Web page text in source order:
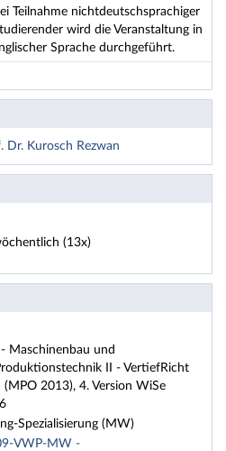
Teilnahme nichtdeutschsprachiger
wird die Veranstaltung in
Sprache durchgeführt.
Dr. Kurosch Rezwan
(13x)
Maschinenbau und
II - VertiefRicht
2013), 4. Version WiSe
Spezialisierung (MW)
VWP-MW -